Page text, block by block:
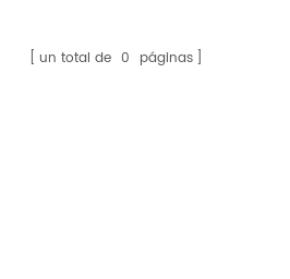
un total de 0 páginas